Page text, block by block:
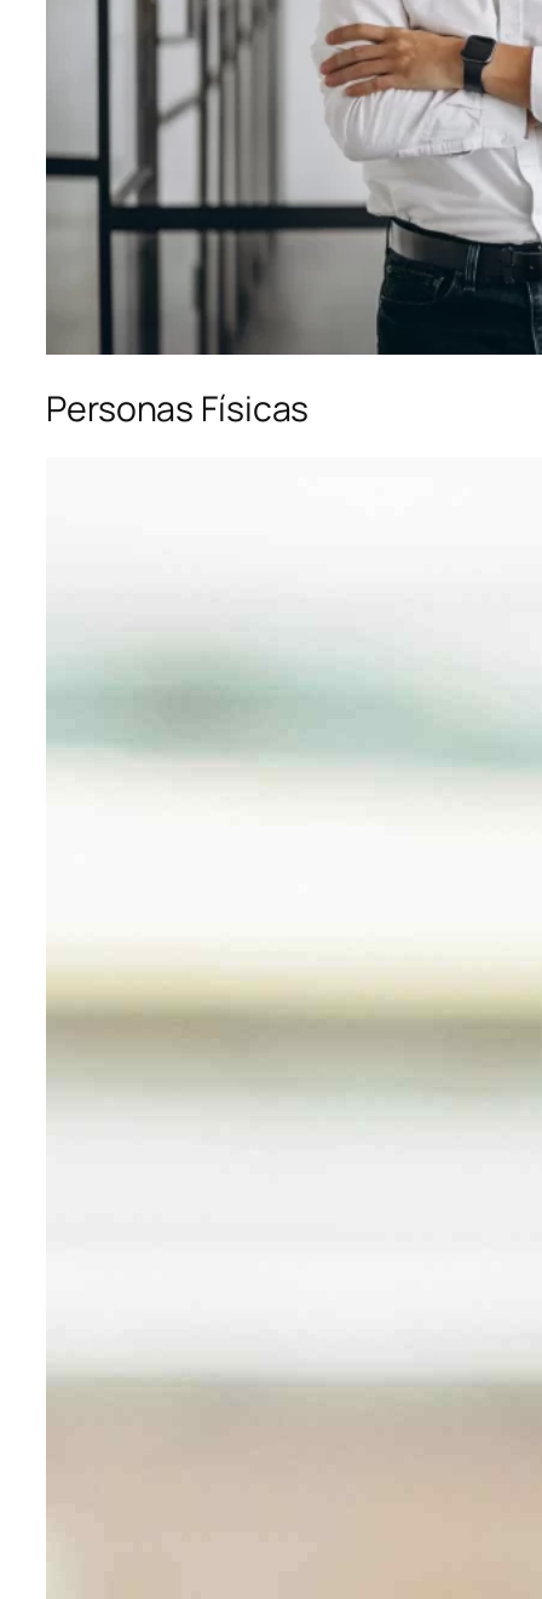
Personas Físicas